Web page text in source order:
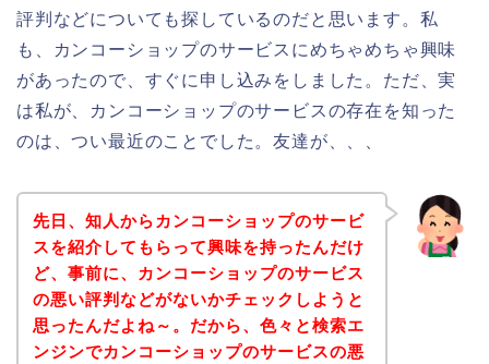
評判などについても探しているのだと思います。私
も、カンコーショップのサービスにめちゃめちゃ興味
があったので、すぐに申し込みをしました。ただ、実
は私が、カンコーショップのサービスの存在を知った
のは、つい最近のことでした。友達が、、、
先日、知人からカンコーショップのサービ
スを紹介してもらって興味を持ったんだけ
ど、事前に、カンコーショップのサービス
の悪い評判などがないかチェックしようと
思ったんだよね～。だから、色々と検索エ
ンジンでカンコーショップのサービスの悪